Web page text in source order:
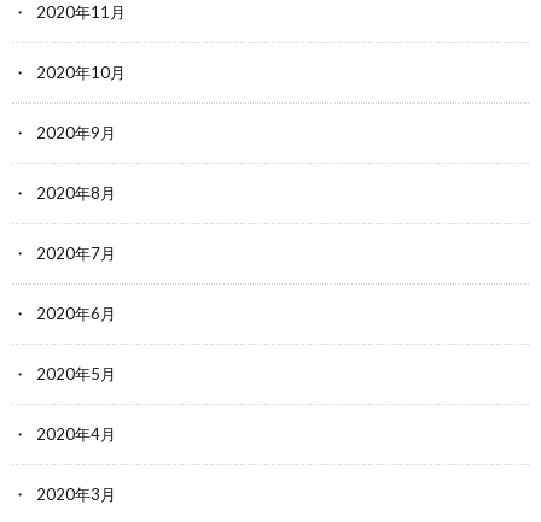
2020年11月
2020年10月
2020年9月
2020年8月
2020年7月
2020年6月
2020年5月
2020年4月
2020年3月